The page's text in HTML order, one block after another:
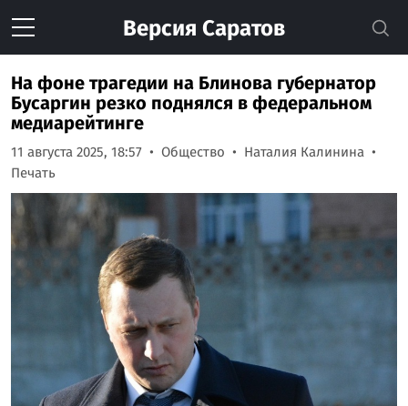
Версия Саратов
На фоне трагедии на Блинова губернатор
Бусаргин резко поднялся в федеральном
медиарейтинге
11 августа 2025, 18:57 Общество
Наталия Калинина
Печать